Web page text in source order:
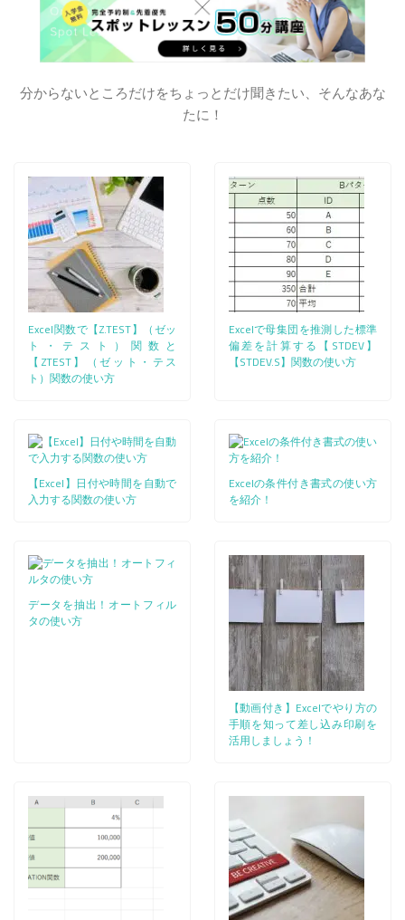
分からないところだけをちょっとだけ聞きたい、そんなあな
たに！
Excel関数で【Z.TEST】（ゼッ
ト・テスト）関数と
【ZTEST】（ゼット・テス
ト）関数の使い方
Excelで母集団を推測した標準
偏差を計算する【STDEV】
【STDEV.S】関数の使い方
【Excel】日付や時間を自動で
入力する関数の使い方
Excelの条件付き書式の使い方
を紹介！
データを抽出！オートフィル
タの使い方
【動画付き】Excelでやり方の
手順を知って差し込み印刷を
活用しましょう！